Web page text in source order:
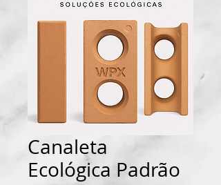
Canaleta
Ecológica Padrão